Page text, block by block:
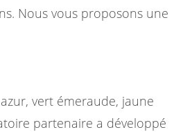
Nous vous proposons une
vert émeraude, jaune
partenaire a développé